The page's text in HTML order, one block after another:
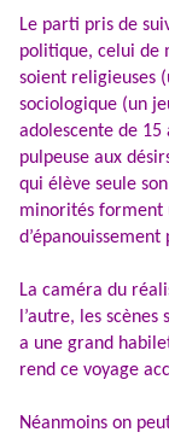
Le parti pris de
politique, celui de
soient religieuses
sociologique (un
adolescente de
pulpeuse aux
qui élève seule
minorités forment
d’épanouissement
La caméra du
l’autre, les
a une grand
rend ce voyage
Néanmoins on